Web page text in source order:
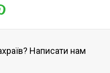
Написати нам